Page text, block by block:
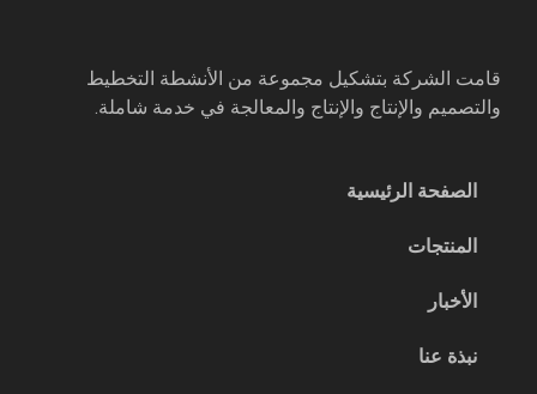
قامت الشركة بتشكيل مجموعة من الأنشطة التخطيط
والتصميم والإنتاج والإنتاج والمعالجة في خدمة شاملة.
الصفحة الرئيسية
المنتجات
الأخبار
نبذة عنا